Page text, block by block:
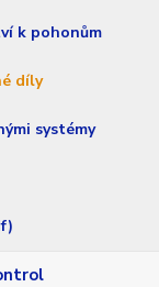
k pohonům
díly
systémy